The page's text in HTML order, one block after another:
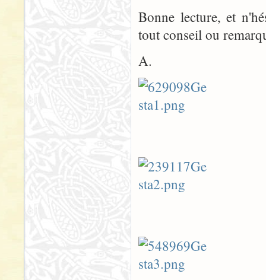
Bonne lecture, et
tout conseil ou
A.